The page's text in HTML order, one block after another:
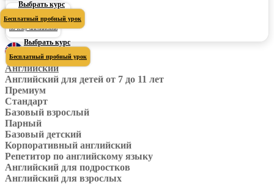
почему английский
Выбрать курс
Бесплатный пробный урок
Английский
Английский для детей от 7 до 11 лет
Премиум
Стандарт
Базовый взрослый
Парный
Базовый детский
Корпоративный английский
Репетитор по английскому языку
Английский для подростков
Английский для взрослых
Выбрать курс
Бесплатный пробный урок